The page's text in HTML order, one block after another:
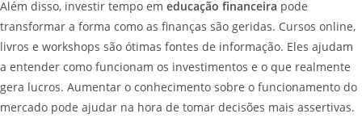
Além disso, investir tempo em educação financeira pode
transformar a forma como as finanças são geridas. Cursos online,
livros e workshops são ótimas fontes de informação. Eles ajudam
a entender como funcionam os investimentos e o que realmente
gera lucros. Aumentar o conhecimento sobre o funcionamento do
mercado pode ajudar na hora de tomar decisões mais assertivas.